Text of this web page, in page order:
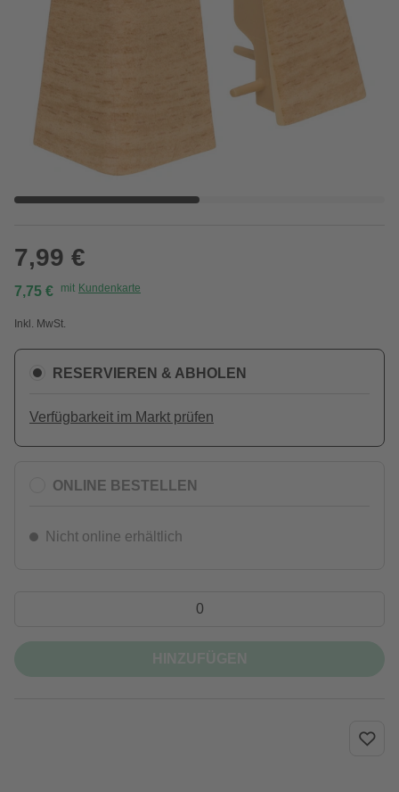
7,99 €
7,75 € mit Kundenkarte
Inkl. MwSt.
RESERVIEREN & ABHOLEN
Verfügbarkeit im Markt prüfen
ONLINE BESTELLEN
Nicht online erhältlich